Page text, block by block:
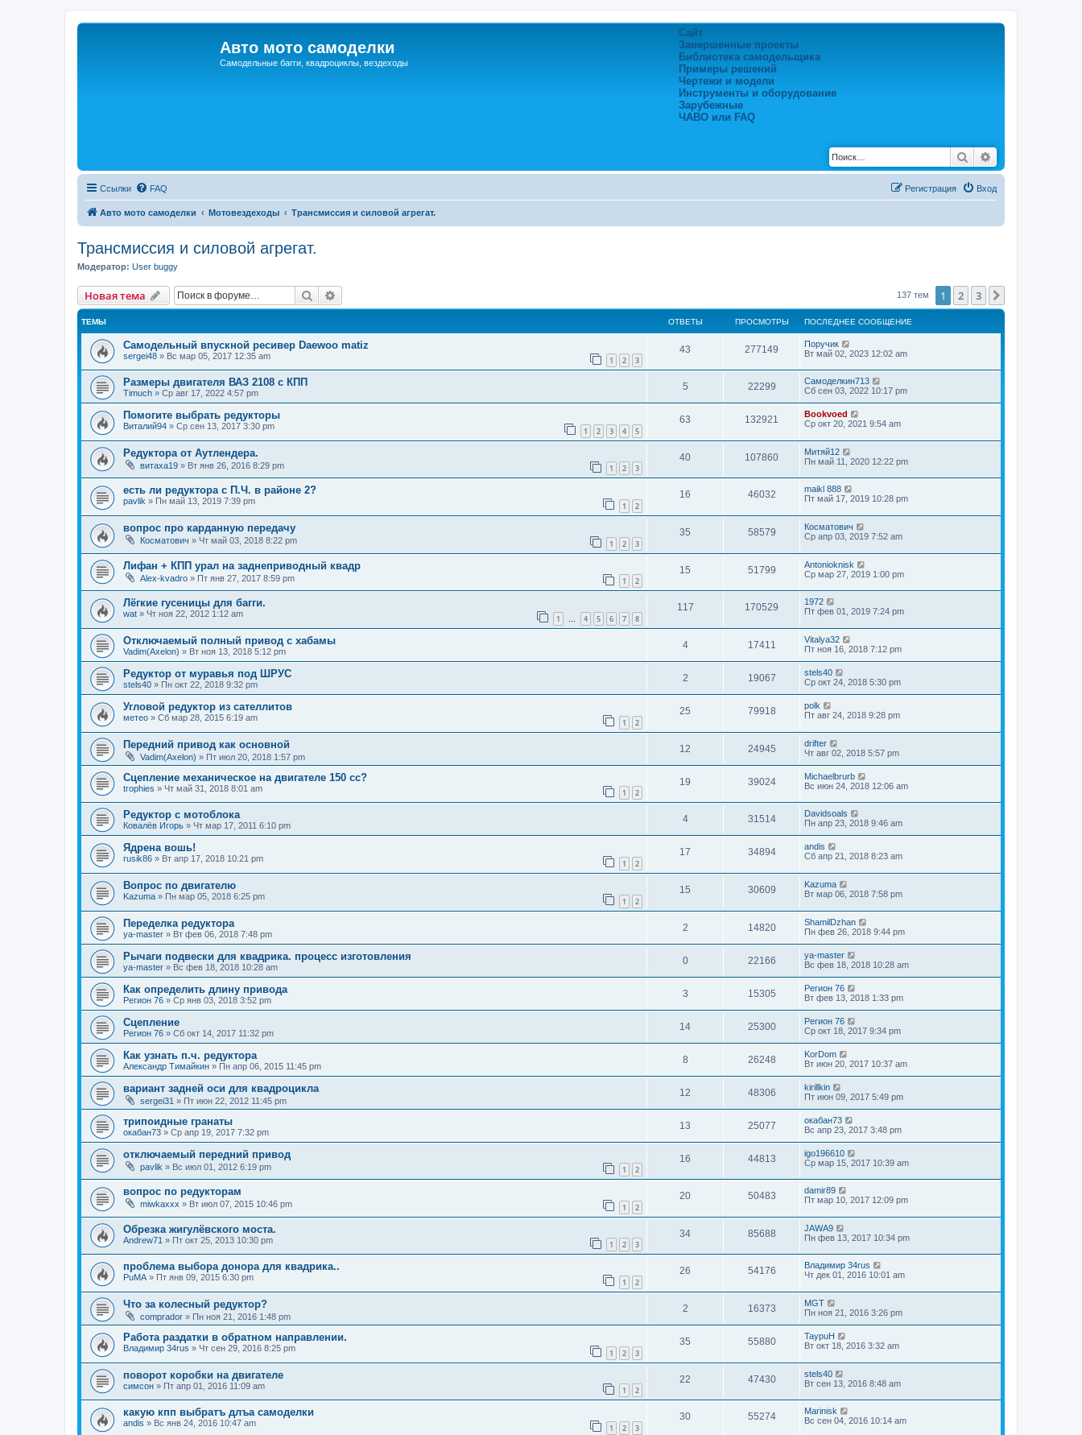
Авто мото самоделки
Самодельные багги, квадроциклы, вездеходы
Сайт
Завершенные проекты
Библиотека самодельщика
Примеры решений
Чертежи и модели
Инструменты и оборудование
Зарубежные
ЧАВО или FAQ
Поиск
Ссылки FAQ Вход
Регистрация
Авто мото самоделки Мотовездеходы Трансмиссия и силовой агрегат.
Трансмиссия и силовой агрегат.
Модератор: User buggy
Новая тема Поиск 137 тем 1 2 3
ТЕМЫ ОТВЕТЫ ПРОСМОТРЫ ПОСЛЕДНЕЕ СООБЩЕНИЕ
Самодельный впускной ресивер Daewoo matiz
sergei48 » Вс мар 05, 2017 12:35 am 1 2 3
43 277149
Поручик
Вт май 02, 2023 12:02 am
Размеры двигателя ВАЗ 2108 с КПП
Timuch » Ср авг 17, 2022 4:57 pm
5 22299
Самоделкин713
Сб сен 03, 2022 10:17 pm
Помогите выбрать редукторы
Виталий94 » Ср сен 13, 2017 3:30 pm 1 2 3 4 5
63 132921
Bookvoed
Ср окт 20, 2021 9:54 am
Редуктора от Аутлендера.
витаха19 » Вт янв 26, 2016 8:29 pm 1 2 3
40 107860
Митяй12
Пн май 11, 2020 12:22 pm
есть ли редуктора с П.Ч. в районе 2?
pavlik » Пн май 13, 2019 7:39 pm 1 2
16 46032
maikl 888
Пт май 17, 2019 10:28 pm
вопрос про карданную передачу
Косматович » Чт май 03, 2018 8:22 pm 1 2 3
35 58579
Косматович
Ср апр 03, 2019 7:52 am
Лифан + КПП урал на заднеприводный квадр
Alex-kvadro » Пт янв 27, 2017 8:59 pm 1 2
15 51799
Antonioknisk
Ср мар 27, 2019 1:00 pm
Лёгкие гусеницы для багги.
wat » Чт ноя 22, 2012 1:12 am 1 … 4 5 6 7 8
117 170529
1972
Пт фев 01, 2019 7:24 pm
Отключаемый полный привод с хабамы
Vadim(Axelon) » Вт ноя 13, 2018 5:12 pm
4 17411
Vitalya32
Пт ноя 16, 2018 7:12 pm
Редуктор от муравья под ШРУС
stels40 » Пн окт 22, 2018 9:32 pm
2 19067
stels40
Ср окт 24, 2018 5:30 pm
Угловой редуктор из сателлитов
метео » Сб мар 28, 2015 6:19 am 1 2
25 79918
polk
Пт авг 24, 2018 9:28 pm
Передний привод как основной
Vadim(Axelon) » Пт июл 20, 2018 1:57 pm
12 24945
drifter
Чт авг 02, 2018 5:57 pm
Сцепление механическое на двигателе 150 сс?
trophies » Чт май 31, 2018 8:01 am 1 2
19 39024
Michaelbrurb
Вс июн 24, 2018 12:06 am
Редуктор с мотоблока
Ковалёв Игорь » Чт мар 17, 2011 6:10 pm
4 31514
Davidsoals
Пн апр 23, 2018 9:46 am
Ядрена вошь!
rusik86 » Вт апр 17, 2018 10:21 pm 1 2
17 34894
andis
Сб апр 21, 2018 8:23 am
Вопрос по двигателю
Kazuma » Пн мар 05, 2018 6:25 pm 1 2
15 30609
Kazuma
Вт мар 06, 2018 7:58 pm
Переделка редуктора
ya-master » Вт фев 06, 2018 7:48 pm
2 14820
ShamilDzhan
Пн фев 26, 2018 9:44 pm
Рычаги подвески для квадрика. процесс изготовления
ya-master » Вс фев 18, 2018 10:28 am
0 22166
ya-master
Вс фев 18, 2018 10:28 am
Как определить длину привода
Регион 76 » Ср янв 03, 2018 3:52 pm
3 15305
Регион 76
Вт фев 13, 2018 1:33 pm
Сцепление
Регион 76 » Сб окт 14, 2017 11:32 pm
14 25300
Регион 76
Ср окт 18, 2017 9:34 pm
Как узнать п.ч. редуктора
Александр Тимайкин » Пн апр 06, 2015 11:45 pm
8 26248
KorDom
Вт июн 20, 2017 10:37 am
вариант задней оси для квадроцикла
sergei31 » Пт июн 22, 2012 11:45 pm
12 48306
kirillkin
Пт июн 09, 2017 5:49 pm
трипоидные гранаты
окабан73 » Ср апр 19, 2017 7:32 pm
13 25077
окабан73
Вс апр 23, 2017 3:48 pm
отключаемый передний привод
pavlik » Вс июл 01, 2012 6:19 pm 1 2
16 44813
igo196610
Ср мар 15, 2017 10:39 am
вопрос по редукторам
miwkaxxx » Вт июл 07, 2015 10:46 pm 1 2
20 50483
damir89
Пт мар 10, 2017 12:09 pm
Обрезка жигулёвского моста.
Andrew71 » Пт окт 25, 2013 10:30 pm 1 2 3
34 85688
JAWA9
Пн фев 13, 2017 10:34 pm
проблема выбора донора для квадрика..
PuMA» Пт янв 09, 2015 6:30 pm 1 2
26 54176
Владимир 34rus
Чт дек 01, 2016 10:01 am
Что за колесный редуктор?
comprador » Пн ноя 21, 2016 1:48 pm
2 16373
MGT
Пн ноя 21, 2016 3:26 pm
Работа раздатки в обратном направлении.
Владимир 34rus » Чт сен 29, 2016 8:25 pm 1 2 3
35 55880
TaypuH
Вт окт 18, 2016 3:32 am
поворот коробки на двигателе
симсон » Пт апр 01, 2016 11:09 am 1 2
22 47430
stels40
Вт сен 13, 2016 8:48 am
какую кпп выбратъ длъа самоделки
andis » Вс янв 24, 2016 10:47 am 1 2 3
30 55274
Marinisk
Вс сен 04, 2016 10:14 am